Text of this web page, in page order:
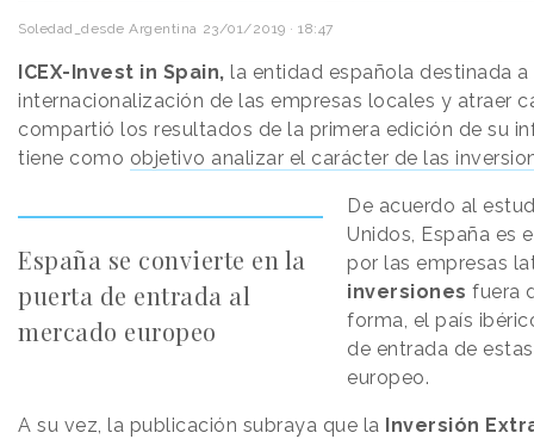
Soledad_desde Argentina 23/01/2019 · 18:47
ICEX-Invest in Spain, la entidad española destinada
internacionalización de las empresas locales y atraer
compartió los resultados de la primera edición de su
tiene como objetivo analizar el carácter de las
España se convierte en la
puerta de entrada al
mercado europeo
De acuerdo al
Unidos, España es
por las empresas
inversiones fuera
forma, el país
de entrada de
europeo.
A su vez, la publicación subraya que la Inversión